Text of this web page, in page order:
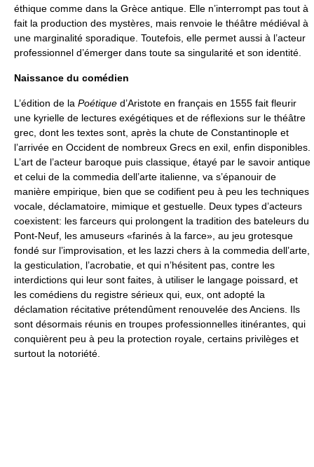
éthique comme dans la Grèce antique. Elle n’interrompt pas tout à
fait la production des mystères, mais renvoie le théâtre médiéval à
une marginalité sporadique. Toutefois, elle permet aussi à l’acteur
professionnel d’émerger dans toute sa singularité et son identité.
Naissance du comédien
L’édition de la Poétique d’Aristote en français en 1555 fait fleurir
une kyrielle de lectures exégétiques et de réflexions sur le théâtre
grec, dont les textes sont, après la chute de Constantinople et
l’arrivée en Occident de nombreux Grecs en exil, enfin disponibles.
L’art de l’acteur baroque puis classique, étayé par le savoir antique
et celui de la commedia dell’arte italienne, va s’épanouir de
manière empirique, bien que se codifient peu à peu les techniques
vocale, déclamatoire, mimique et gestuelle. Deux types d’acteurs
coexistent: les farceurs qui prolongent la tradition des bateleurs du
Pont-Neuf, les amuseurs «farinés à la farce», au jeu grotesque
fondé sur l’improvisation, et les lazzi chers à la commedia dell’arte,
la gesticulation, l’acrobatie, et qui n’hésitent pas, contre les
interdictions qui leur sont faites, à utiliser le langage poissard, et
les comédiens du registre sérieux qui, eux, ont adopté la
déclamation récitative prétendûment renouvelée des Anciens. Ils
sont désormais réunis en troupes professionnelles itinérantes, qui
conquièrent peu à peu la protection royale, certains privilèges et
surtout la notoriété.